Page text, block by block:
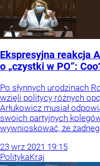
Ekspresyjna reakcja
o „czystki w PO”:
Po słynnych urodzinach
wzięli politycy różnych
Arłukowicz musiał
swoich partyjnych
wywnioskować, że
23 wrz 2021 19:15
PolitykaKraj